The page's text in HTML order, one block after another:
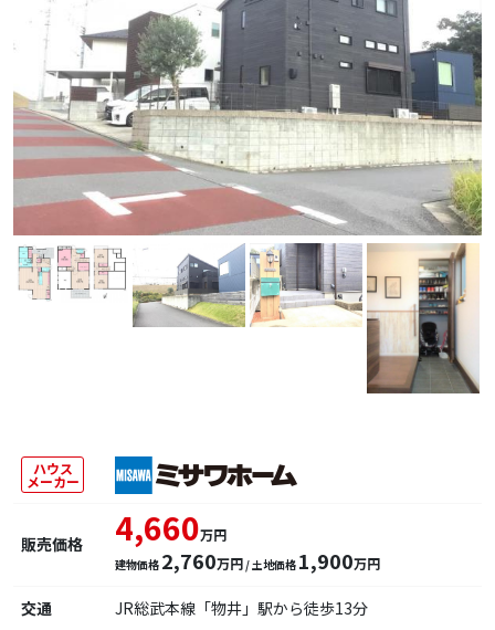
ハウス
メーカー
販売価格 4,660万円
建物価格 2,760万円 / 土地価格 1,900万円
交通
JR総武本線「物井」駅から徒歩13分